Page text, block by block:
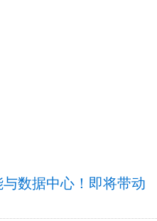
与数据中心！即将带动